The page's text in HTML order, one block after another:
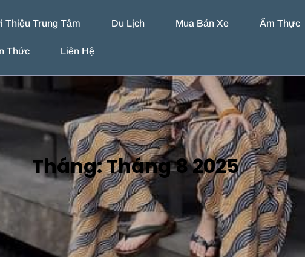
Thiệu Trung Tâm Du Lịch Mua Bán Xe Ẩm Thực
Thức Liên Hệ
Tháng:Tháng 8 2025